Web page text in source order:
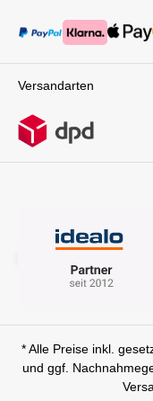
Versandarten
* Alle Preise inkl.
und ggf.